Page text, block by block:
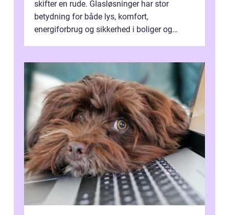
skifter en rude. Glasløsninger har stor
betydning for både lys, komfort,
energiforbrug og sikkerhed i boliger og